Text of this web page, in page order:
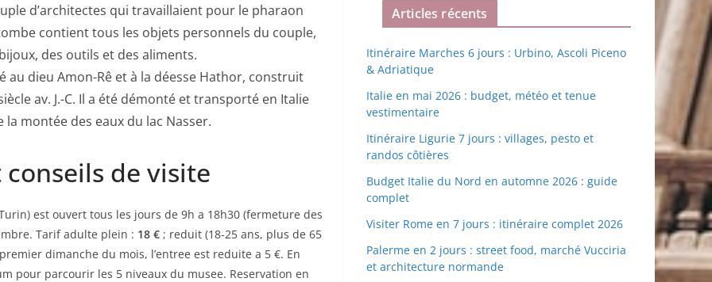
d’architectes qui travaillaient pour le pharaon
tombe contient tous les objets personnels du couple,
des outils et des aliments.
au dieu Amon-Rê et à la déesse Hathor, construit
av. J.-C. Il a été démonté et transporté en Italie
montée des eaux du lac Nasser.
de visite
est ouvert tous les jours de 9h a 18h30 (fermeture des
Tarif adulte plein : 18 € ; reduit (18-25 ans, plus de 65
dimanche du mois, l’entree est reduite a 5 €. En
pour parcourir les 5 niveaux du musee. Reservation en
Articles récents
Itinéraire Marches 6 jours : Urbino, Ascoli Piceno
& Adriatique
Italie en mai 2026 : budget, météo et tenue
vestimentaire
Itinéraire Ligurie 7 jours : villages, pesto et
randos côtières
Budget Italie du Nord en automne 2026 : guide
complet
Visiter Rome en 7 jours : itinéraire complet 2026
Palerme en 2 jours : street food, marché Vucciria
et architecture normande